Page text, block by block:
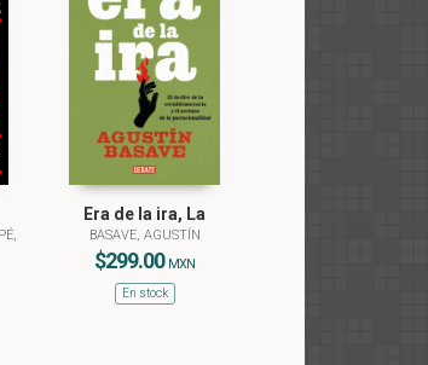
Era de la ira, La
BASAVE, AGUSTÍN
$299.00 MXN
En stock